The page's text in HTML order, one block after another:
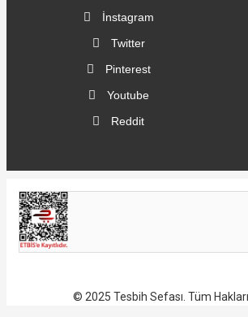
İnstagram
Twitter
Pinterest
Youtube
Reddit
© 2025 Tesbih Sefası. Tüm Hakları